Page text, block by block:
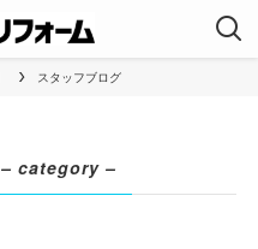
スタッフブログ
– category –